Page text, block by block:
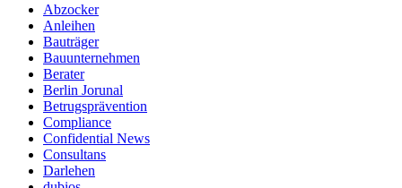
Abzocker
Anleihen
Bauträger
Bauunternehmen
Berater
Berlin Jorunal
Betrugsprävention
Compliance
Confidential News
Consultans
Darlehen